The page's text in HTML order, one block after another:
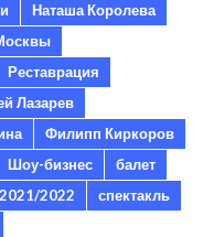
Наташа Королева
Реставрация
Лазарев
Филипп Киркоров
Шоу-бизнес
балет
2022
спектакль